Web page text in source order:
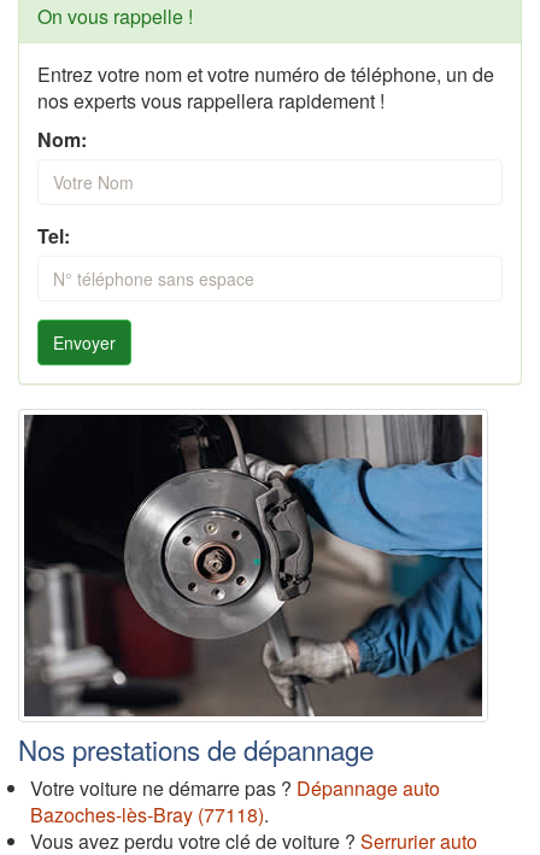
On vous rappelle !
Entrez votre nom et votre numéro de téléphone, un de
nos experts vous rappellera rapidement !
Nom:
Tel:
Envoyer
Nos prestations de dépannage
Votre voiture ne démarre pas ? Dépannage auto
Bazoches-lès-Bray (77118).
Vous avez perdu votre clé de voiture ? Serrurier auto